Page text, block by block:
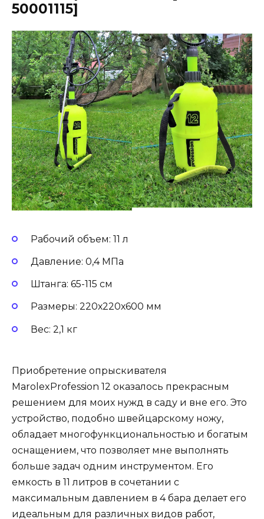
50001115]
Рабочий объем: 11 л
Давление: 0,4 МПа
Штанга: 65-115 см
Размеры: 220х220х600 мм
Вес: 2,1 кг
Приобретение опрыскивателя
MarolexProfession 12 оказалось прекрасным
решением для моих нужд в саду и вне его. Это
устройство, подобно швейцарскому ножу,
обладает многофункциональностью и богатым
оснащением, что позволяет мне выполнять
больше задач одним инструментом. Его
емкость в 11 литров в сочетании с
максимальным давлением в 4 бара делает его
идеальным для различных видов работ,